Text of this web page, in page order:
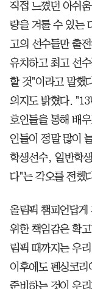
직접 느꼈던 아쉬
량을 겨룰 수 있는
고의 선수들만 출
유치하고 최고 선
할 것"이라고 말했
의지도 밝혔다.
호인들을 통해 배
인들이 정말 많이
학생선수, 일반학
다"는 각오를 전했
올림픽 챔피언답게
위한 책임감은 확
림픽 때까지는 우
이후에도 펜싱코리
준비하는 것이 우